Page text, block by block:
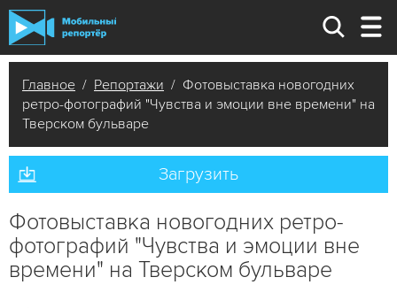
Главное / Репортажи / Фотовыставка новогодних
ретро-фотографий "Чувства и эмоции вне времени" на
Тверском бульваре
Загрузить
Фотовыставка новогодних ретро-
фотографий "Чувства и эмоции вне
времени" на Тверском бульваре